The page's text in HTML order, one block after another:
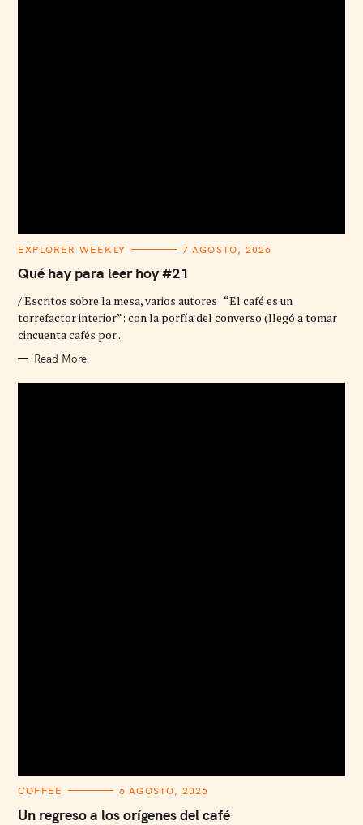
C
T
E
O
R
I
E
EXPLORER WEEKLY 7 AGOSTO, 2026
Qué hay para leer hoy #21
/ Escritos sobre la mesa, varios autores “El café es un
torrefactor interior”: con la porfía del converso (llegó a tomar
cincuenta cafés por..
Read More
C
T
E
COFFEE 6 AGOSTO, 2026
Un regreso a los orígenes del café